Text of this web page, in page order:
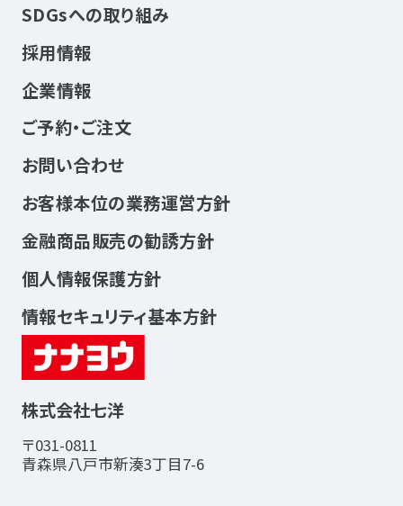
株式会社七洋
〒031-0811
青森県八戸市新湊3丁目7-6
SDGsへの取り組み
採用情報
企業情報
ご予約・ご注文
お問い合わせ
お客様本位の業務運営方針
金融商品販売の勧誘方針
個人情報保護方針
情報セキュリティ基本方針